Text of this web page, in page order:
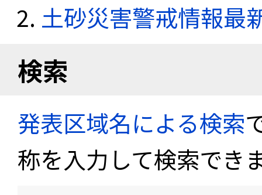
土砂災害警戒情報最
検索
発表区域名による検索
称を入力して検索でき